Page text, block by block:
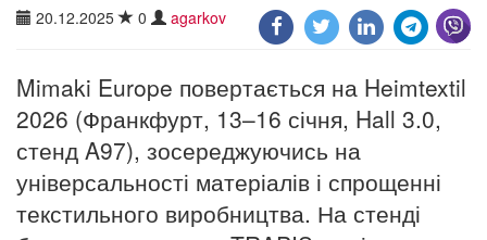
20.12.2025 0 agarkov
Mimaki Europe повертається на Heimtextil
2026 (Франкфурт, 13–16 січня, Hall 3.0,
стенд A97), зосереджуючись на
універсальності матеріалів і спрощенні
текстильного виробництва. На стенді